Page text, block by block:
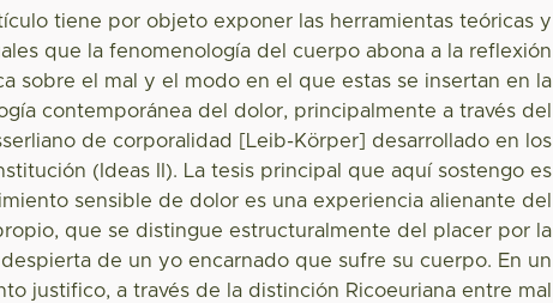
tiene por objeto exponer las herramientas teóricas y
que la fenomenología del cuerpo abona a la reflexión
sobre el mal y el modo en el que estas se insertan en la
contemporánea del dolor, principalmente a través del
de corporalidad [Leib-Körper] desarrollado en los
(Ideas II). La tesis principal que aquí sostengo es
sensible de dolor es una experiencia alienante del
que se distingue estructuralmente del placer por la
de un yo encarnado que sufre su cuerpo. En un
justifico, a través de la distinción Ricoeuriana entre mal